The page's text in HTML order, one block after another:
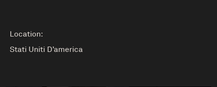
Location:
Stati Uniti D’america